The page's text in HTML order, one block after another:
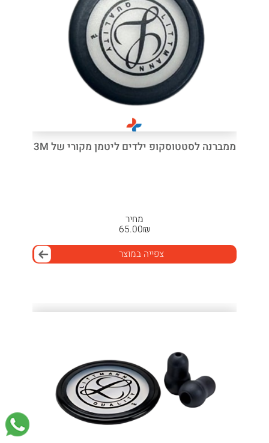
ממברנה לסטטוסקופ ילדים ליטמן מקורי של 3M
מחיר
₪
65.00
צפייה במוצר